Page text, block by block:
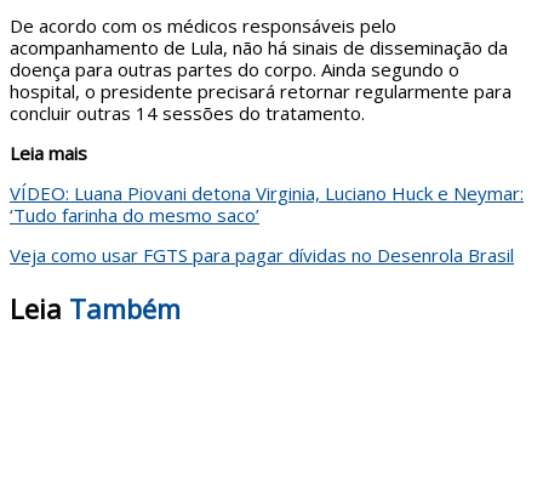
De acordo com os médicos responsáveis pelo
acompanhamento de Lula, não há sinais de disseminação da
doença para outras partes do corpo. Ainda segundo o
hospital, o presidente precisará retornar regularmente para
concluir outras 14 sessões do tratamento.
Leia mais
VÍDEO: Luana Piovani detona Virginia, Luciano Huck e Neymar:
‘Tudo farinha do mesmo saco’
Veja como usar FGTS para pagar dívidas no Desenrola Brasil
Leia Também